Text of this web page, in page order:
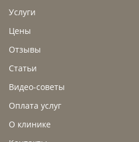
Услуги
Цены
Отзывы
Статьи
Видео-советы
Оплата услуг
О клинике